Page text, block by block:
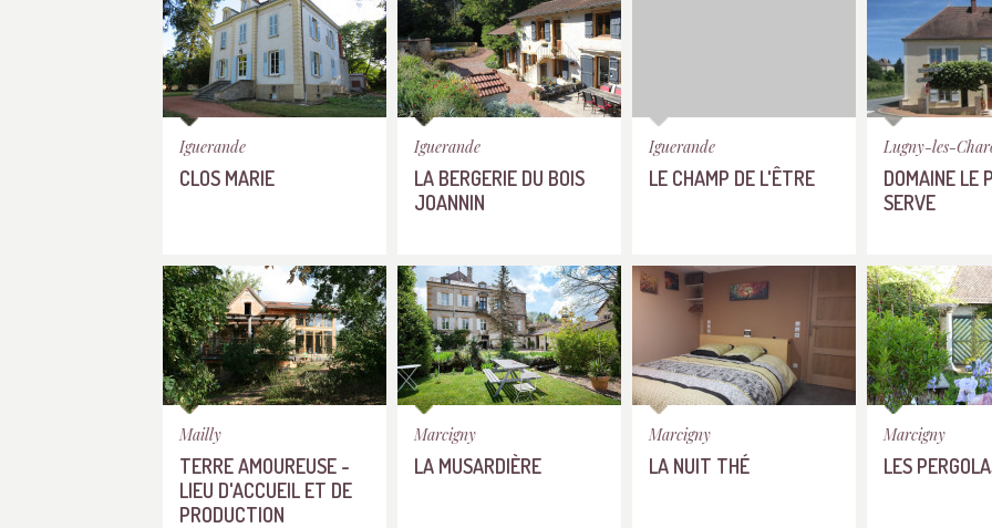
Iguerande
CLOS MARIE
Iguerande
LA BERGERIE DU BOIS
JOANNIN
Iguerande
LE CHAMP DE L'ÊTRE
Lugny-les-
DOMAINE LE
SERVE
Mailly
TERRE AMOUREUSE -
LIEU D'ACCUEIL ET DE
PRODUCTION
Marcigny
LA MUSARDIÈRE
Marcigny
LA NUIT THÉ
Marcigny
LES